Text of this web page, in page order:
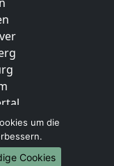
um die
Cookies